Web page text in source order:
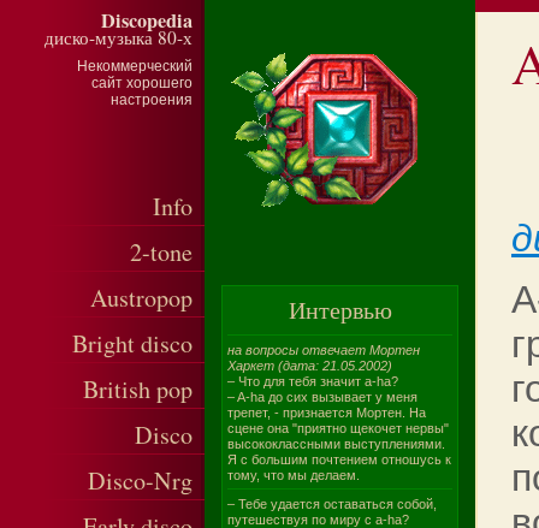
Discopedia
диско-музыка 80-х
Некоммерческий
сайт хорошего
настроения
Info
2-tone
Austropop
Bright disco
British pop
Disco
Disco-Nrg
Интервью
на вопросы отвечает Мортен
Харкет (дата: 21.05.2002)
– Что для тебя значит a-ha?
– A-ha до сих вызывает у меня
трепет, - признается Мортен. На
сцене она "приятно щекочет нервы"
высококлассными выступлениями.
Я с большим почтением отношусь к
тому, что мы делаем.
– Тебе удается оставаться собой,
путешествуя по миру с a-ha?